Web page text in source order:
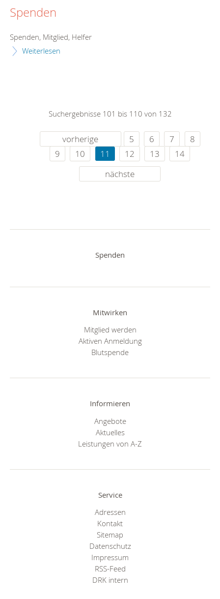
Spenden
Spenden, Mitglied, Helfer
Weiterlesen
Suchergebnisse 101 bis 110 von 132
vorherige 5 6 7
8
9
10 11 12 13
14
nächste
Spenden
Mitwirken
Mitglied werden
Aktiven Anmeldung
Blutspende
Informieren
Angebote
Aktuelles
Leistungen von A-Z
Service
Adressen
Kontakt
Sitemap
Datenschutz
Impressum
RSS-Feed
DRK intern